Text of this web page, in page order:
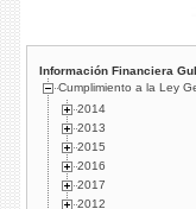
Información Financiera
Cumplimiento a la Ley
2014
2013
2015
2016
2017
2012